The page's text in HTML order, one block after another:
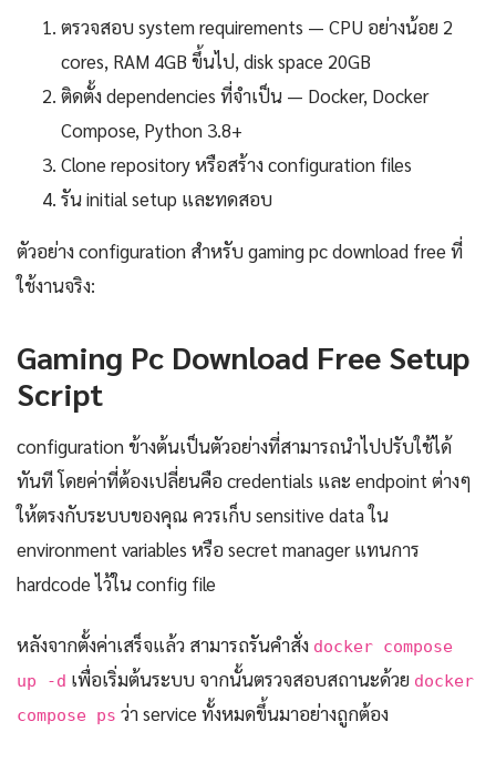
ตรวจสอบ system requirements — CPU อย่างน้อย 2
cores, RAM 4GB ขึ้นไป, disk space 20GB
ติดตั้ง dependencies ที่จำเป็น — Docker, Docker
Compose, Python 3.8+
Clone repository หรือสร้าง configuration files
รัน initial setup และทดสอบ
ตัวอย่าง configuration สำหรับ gaming pc download free ที่
ใช้งานจริง:
Gaming Pc Download Free Setup
Script
configuration ข้างต้นเป็นตัวอย่างที่สามารถนำไปปรับใช้ได้
ทันที โดยค่าที่ต้องเปลี่ยนคือ credentials และ endpoint ต่างๆ
ให้ตรงกับระบบของคุณ ควรเก็บ sensitive data ใน
environment variables หรือ secret manager แทนการ
hardcode ไว้ใน config file
หลังจากตั้งค่าเสร็จแล้ว สามารถรันคำสั่ง docker compose
up -d เพื่อเริ่มต้นระบบ จากนั้นตรวจสอบสถานะด้วย docker
compose ps ว่า service ทั้งหมดขึ้นมาอย่างถูกต้อง